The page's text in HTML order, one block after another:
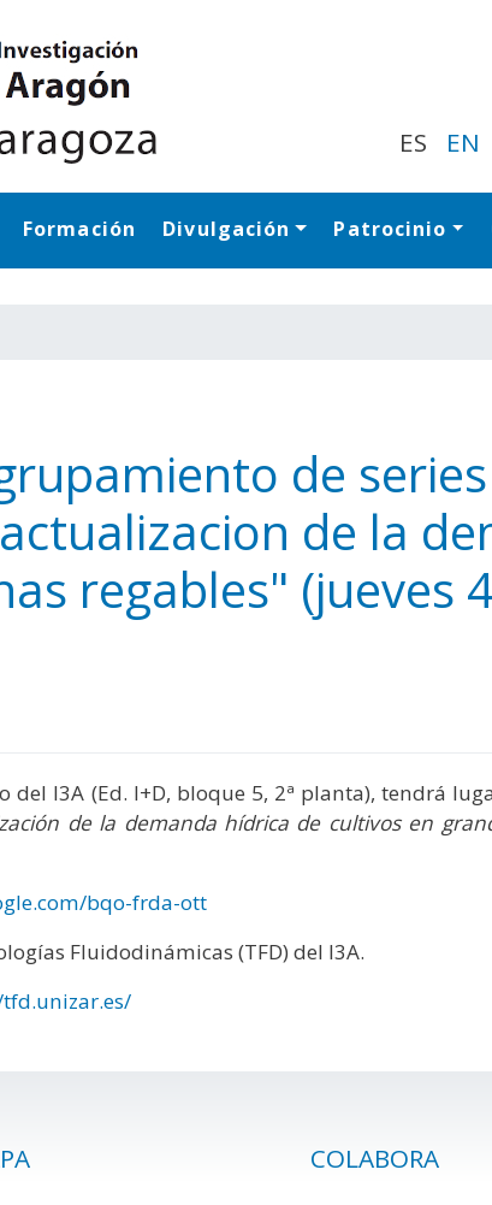
ES EN
Navegación principal
Formación Divulgación Patrocinio
de
de la
regables" (jueves
del I3A (Ed. I+D, bloque 5, 2ª planta), tendrá
de la demanda hídrica de cultivos en
bqo-frda-ott
Fluidodinámicas (TFD) del I3A.
COLABORA